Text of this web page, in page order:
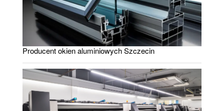
Producent okien aluminiowych Szczecin